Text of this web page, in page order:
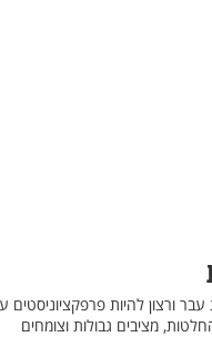
ורצון להיות פרפקציוניסטים
מציבים גבולות וצומחים